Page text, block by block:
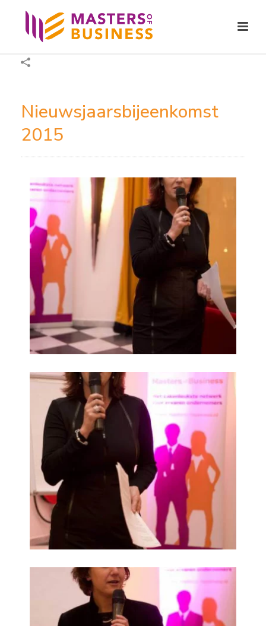
Nieuwsjaarsbijeenkomst
2015